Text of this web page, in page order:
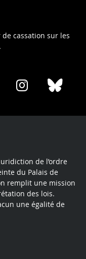
de cassation sur les
Share
Share
Instagram
de l’ordre
du Palais de
remplit une mission
des lois.
une égalité de